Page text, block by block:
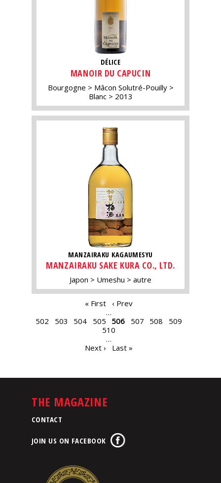
DÉLICE
MANOIR DU CAPUCIN
Bourgogne
Mâcon Solutré-Pouilly
Blanc
2013
MANZAIRAKU KAGAUMESYU
MANZAIRAKU SAKE KURA CO., LTD.
Japon Umeshu autre
« First
‹ Prev
…
502
503 504 505 506 507 508
509
510
…
Next ›
Last »
THE MAGAZINE
CONTACT
JOIN US ON FACEBOOK